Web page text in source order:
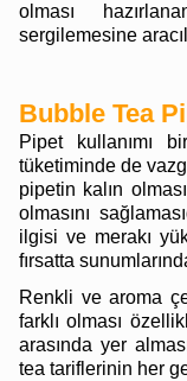
olması
sergilemesine
Bubble Tea
Pipet kullanımı
tüketiminde de
pipetin kalın
olmasını
ilgisi ve merakı
fırsatta
Renkli ve aroma
farklı olması
arasında yer
tea tariflerinin her